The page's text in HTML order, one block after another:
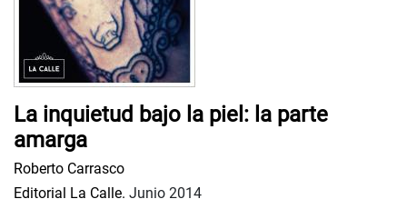
La inquietud bajo la piel: la parte
amarga
Roberto Carrasco
Editorial La Calle. Junio 2014